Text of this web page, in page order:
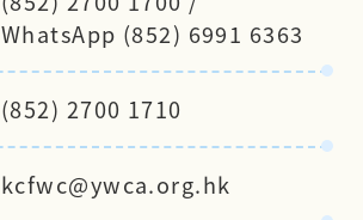
WhatsApp (852) 6991 6363
(852) 2700 1710
kcfwc@ywca.org.hk